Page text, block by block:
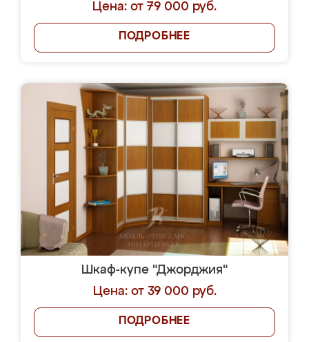
Цена: от 79 000 руб.
ПОДРОБНЕЕ
Шкаф-купе "Джорджия"
Цена: от 39 000 руб.
ПОДРОБНЕЕ